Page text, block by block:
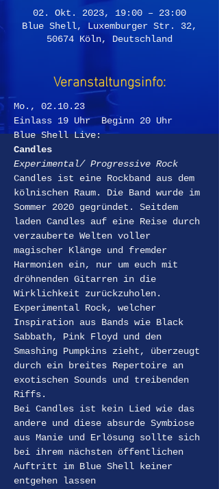
02. Okt. 2023, 19:00 – 23:00
Blue Shell, Luxemburger Str. 32,
50674 Köln, Deutschland
Veranstaltungsinfo:
Mo., 02.10.23
Einlass 19 Uhr  Beginn 20 Uhr
Blue Shell Live:
Candles
Experimental/ Progressive Rock
Candles ist eine Rockband aus dem
kölnischen Raum. Die Band wurde im
Sommer 2020 gegründet. Seitdem
laden Candles auf eine Reise durch
verzauberte Welten voller
magischer Klänge und fremder
Harmonien ein, nur um euch mit
dröhnenden Gitarren in die
Wirklichkeit zurückzuholen.
Experimental Rock, welcher
Inspiration aus Bands wie Black
Sabbath, Pink Floyd und den
Smashing Pumpkins zieht, überzeugt
durch ein breites Repertoire an
exotischen Sounds und treibenden
Riffs.
Bei Candles ist kein Lied wie das
andere und diese absurde Symbiose
aus Manie und Erlösung sollte sich
bei ihrem nächsten öffentlichen
Auftritt im Blue Shell keiner
entgehen lassen